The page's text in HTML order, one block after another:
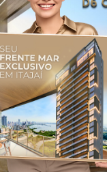
entrega:
Carlos Cavalcanti,
280